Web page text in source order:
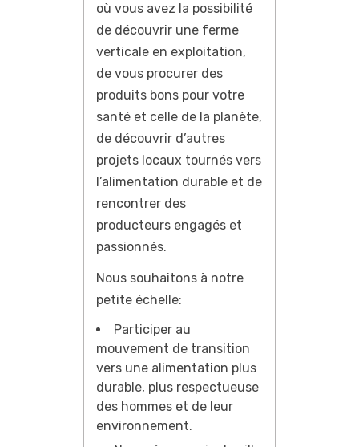
où vous avez la possibilité
de découvrir une ferme
verticale en exploitation,
de vous procurer des
produits bons pour votre
santé et celle de la planète,
de découvrir d’autres
projets locaux tournés vers
l’alimentation durable et de
rencontrer des
producteurs engagés et
passionnés.
Nous souhaitons à notre
petite échelle:
Participer au
mouvement de transition
vers une alimentation plus
durable, plus respectueuse
des hommes et de leur
environnement.